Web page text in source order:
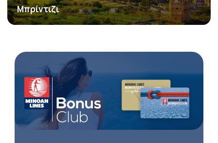
Μπρίντιζι